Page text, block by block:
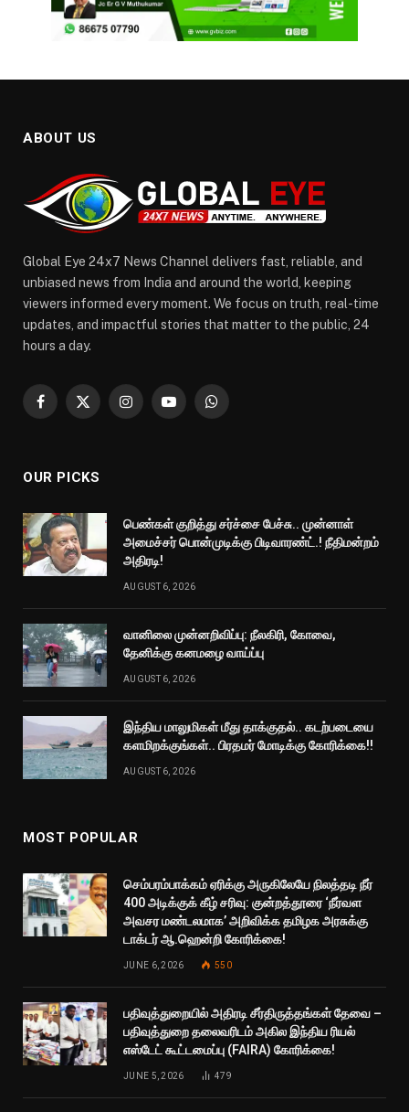
ABOUT US
Global Eye 24x7 News Channel delivers fast, reliable, and
unbiased news from India and around the world, keeping
viewers informed every moment. We focus on truth, real-time
updates, and impactful stories that matter to the public, 24
hours a day.
Facebook
X
InstagramYouTubeWhatsApp
OUR PICKS
பெண்கள் குறித்து சர்ச்சை பேச்சு.. முன்னாள்
அமைச்சர் பொன்முடிக்கு பிடிவாரண்ட்.! நீதிமன்றம்
அதிரடி!
AUGUST 6, 2026
வானிலை முன்னறிவிப்பு: நீலகிரி, கோவை,
தேனிக்கு கனமழை வாய்ப்பு
AUGUST 6, 2026
இந்திய மாலுமிகள் மீது தாக்குதல்.. கடற்படையை
களமிறக்குங்கள்.. பிரதமர் மோடிக்கு கோரிக்கை!!
AUGUST 6, 2026
MOST POPULAR
செம்பரம்பாக்கம் ஏரிக்கு அருகிலேயே நிலத்தடி நீர்
400 அடிக்குக் கீழ் சரிவு: குன்றத்தூரை ‘நீர்வள
அவசர மண்டலமாக’ அறிவிக்க தமிழக அரசுக்கு
டாக்டர் ஆ.ஹென்றி கோரிக்கை!
JUNE 6, 2026 550
பதிவுத்துறையில் அதிரடி சீர்திருத்தங்கள் தேவை –
பதிவுத்துறை தலைவரிடம் அகில இந்திய ரியல்
எஸ்டேட் கூட்டமைப்பு (FAIRA) கோரிக்கை!
JUNE 5, 2026 479